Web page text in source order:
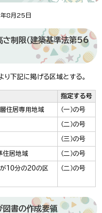
8月25日
さ制限（建築基準法第56
下記に掲げる区域とする。
指定する号
住居専用地域 （一）の号
（二）の号
（三）の号
住居地域 （二）の号
10分の20の区
（二）の号
図書の作成要領